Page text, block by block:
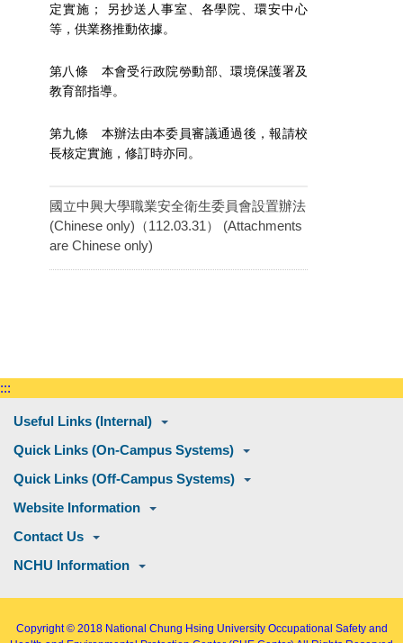
定實施； 另抄送人事室、各學院、環安中心
等，供業務推動依據。
第八條 本會受行政院勞動部、環境保護署及
教育部指導。
第九條 本辦法由本委員審議通過後，報請校
長核定實施，修訂時亦同。
國立中興大學職業安全衛生委員會設置辦法
(Chinese only)（112.03.31） (Attachments
are Chinese only)
:::
Useful Links (Internal)
Quick Links (On-Campus Systems)
Quick Links (Off-Campus Systems)
Website Information
Contact Us
NCHU Information
Copyright © 2018 National Chung Hsing University Occupational Safety and